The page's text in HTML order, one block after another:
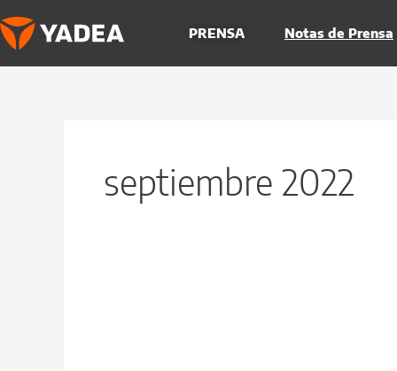
al
contenido
PRENSA Notas de Prensa
septiembre 2022